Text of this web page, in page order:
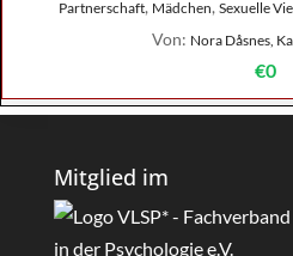
Partnerschaft, Mädchen, Sexuelle
Von: Nora Dåsnes,
€0
Mitglied im